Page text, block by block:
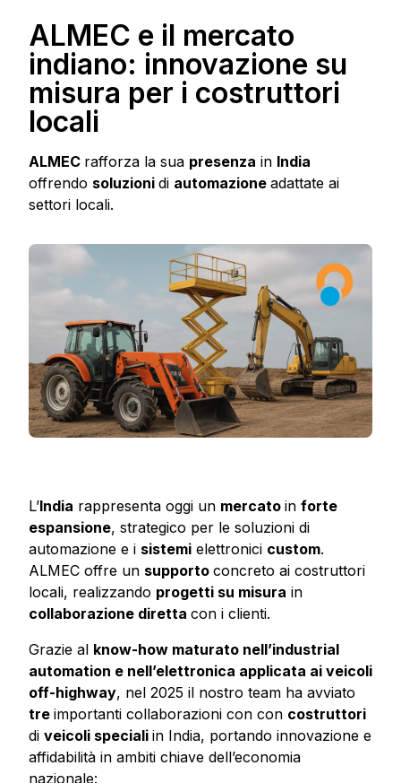
ALMEC e il mercato
indiano: innovazione su
misura per i costruttori
locali
ALMEC rafforza la sua presenza in India
offrendo soluzioni di automazione adattate ai
settori locali.
L’India rappresenta oggi un mercato in forte
espansione, strategico per le soluzioni di
automazione e i sistemi elettronici custom.
ALMEC offre un supporto concreto ai costruttori
locali, realizzando progetti su misura in
collaborazione diretta con i clienti.
Grazie al know-how maturato nell’industrial
automation e nell’elettronica applicata ai veicoli
off-highway, nel 2025 il nostro team ha avviato
tre importanti collaborazioni con con costruttori
di veicoli speciali in India, portando innovazione e
affidabilità in ambiti chiave dell’economia
nazionale: